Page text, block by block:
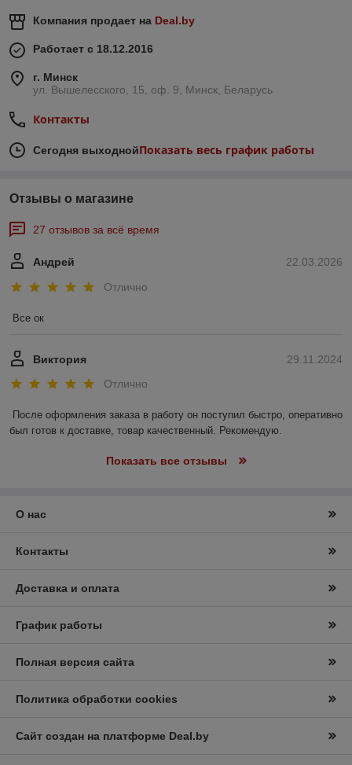
Компания продает на Deal.by
Работает с 18.12.2016
г. Минск
ул. Вышелесского, 15, оф. 9, Минск, Беларусь
Контакты
Сегодня выходнойПоказать весь график работы
Отзывы о магазине
27 отзывов за всё время
22.03.2026
Андрей
Отлично
Все ок
29.11.2024
Виктория
Отлично
После оформления заказа в работу он поступил быстро, оперативно
был готов к доставке, товар качественный. Рекомендую.
Показать все отзывы
О нас
Контакты
Доставка и оплата
График работы
Полная версия сайта
Политика обработки cookies
Сайт создан на платформе Deal.by